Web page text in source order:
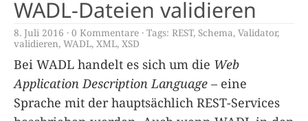
WADL-Dateien validieren
8. Juli 2016 0 Kommentare Tags: REST, Schema, Validator,
validieren, WADL, XML, XSD
Bei WADL handelt es sich um die Web
Application Description Language – eine
Sprache mit der hauptsächlich REST-Services